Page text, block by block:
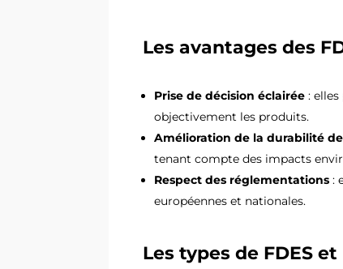
Les avantages des
Prise de décision éclairée :
objectivement les produits.
Amélioration de la durabilité
tenant compte des impacts
Respect des réglementations :
européennes et nationales.
Les types de FDES